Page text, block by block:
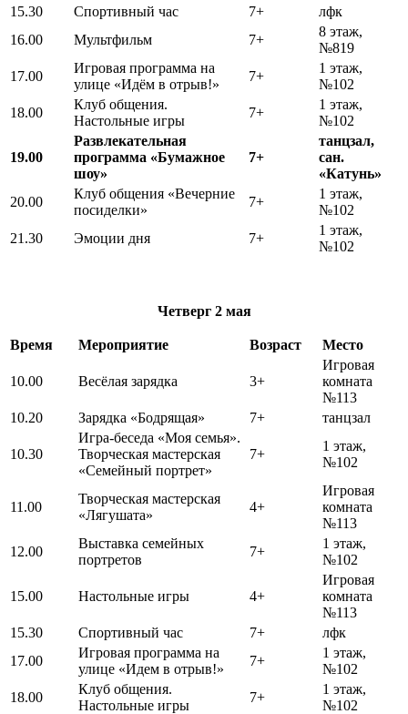
15.30
Спортивный час 7+
лфк
16.00
Мультфильм 7+
8 этаж,
№819
17.00
Игровая программа на
улице «Идём в отрыв!»
7+
1 этаж,
№102
18.00
Клуб общения.
Настольные игры
7+
1 этаж,
№102
19.00
Развлекательная
программа «Бумажное
шоу»
7+
танцзал,
сан.
«Катунь»
20.00
Клуб общения «Вечерние
посиделки»
7+
1 этаж,
№102
21.30
Эмоции дня 7+
1 этаж,
№102
Четверг 2 мая
Время Мероприятие Возраст Место
10.00 Весёлая зарядка 3+
Игровая
комната
№113
10.20
Зарядка «Бодрящая» 7+ танцзал
10.30
Игра-беседа «Моя семья».
Творческая мастерская
«Семейный портрет»
7+
1 этаж,
№102
11.00
Творческая мастерская
«Лягушата»
4+
Игровая
комната
№113
12.00
Выставка семейных
портретов
7+
1 этаж,
№102
15.00 Настольные игры 4+
Игровая
комната
№113
15.30
Спортивный час 7+
лфк
17.00
Игровая программа на
улице «Идем в отрыв!»
7+
1 этаж,
№102
18.00
Клуб общения.
Настольные игры
7+
1 этаж,
№102